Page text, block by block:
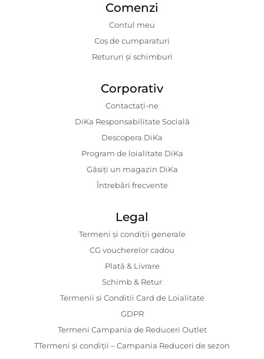
Comenzi
Contul meu
Coș de cumparaturi
Retururi și schimburi
Corporativ
Contactaţi-ne
DiKa Responsabilitate Socială
Descopera DiKa
Program de loialitate DiKa
Găsiți un magazin DiKa
Întrebări frecvente
Legal
Termeni și condiții generale
CG voucherelor cadou
Plată & Livrare
Schimb & Retur
Termenii si Conditii Card de Loialitate
GDPR
Termeni Campania de Reduceri Outlet
TTermeni și condiții – Campania Reduceri de sezon